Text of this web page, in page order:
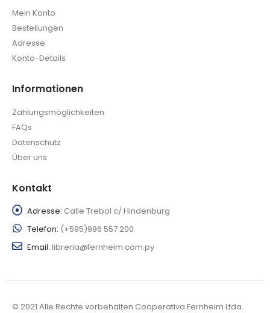
Mein Konto
Bestellungen
Adresse
Konto-Details
Informationen
Zahlungsmöglichkeiten
FAQs
Datenschutz
Über uns
Kontakt
Adresse: Calle Trebol c/ Hindenburg
Telefon: (+595)986 557 200
Email: libreria@fernheim.com.py
© 2021 Alle Rechte vorbehalten Cooperativa Fernheim Ltda.